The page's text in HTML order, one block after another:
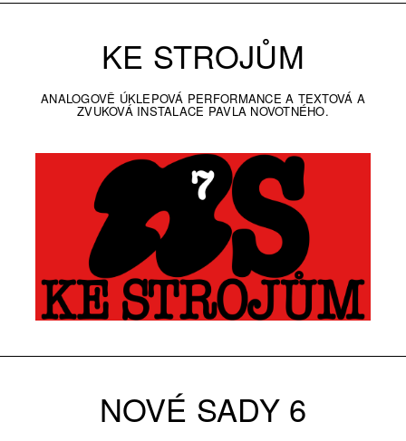
KE STROJŮM
ANALOGOVĚ ÚKLEPOVÁ PERFORMANCE A TEXTOVÁ A
ZVUKOVÁ INSTALACE PAVLA NOVOTNÉHO.
NOVÉ SADY 6